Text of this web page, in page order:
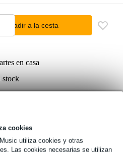
cookies
utiliza cookies y otras
Las cookies necesarias se utilizan
añadir a la cesta
en casa
stock